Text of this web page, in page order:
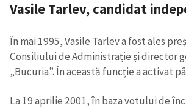
Vasile Tarlev, candidat
În mai 1995, Vasile Tarlev a fost ales
Consiliului de Administrație și director
„Bucuria”. În această funcție a activat
La 19 aprilie 2001, în baza votului de